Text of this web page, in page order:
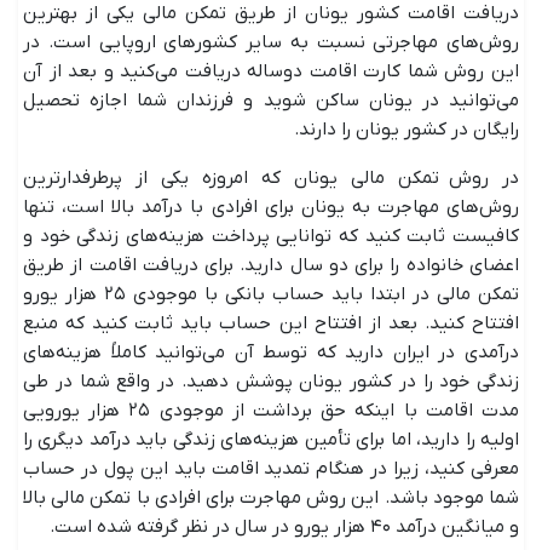
دریافت اقامت کشور یونان از طریق تمکن مالی یکی از بهترین
روش‌های مهاجرتی نسبت به سایر کشورهای اروپایی است. در
این روش شما کارت اقامت دوساله دریافت می‌کنید و بعد از آن
می‌توانید در یونان ساکن شوید و فرزندان شما اجازه تحصیل
رایگان در کشور یونان را دارند.
در روش تمکن مالی یونان که امروزه یکی از پرطرفدارترین
روش‌های مهاجرت به یونان برای افرادی با درآمد بالا است، تنها
کافیست ثابت کنید که توانایی پرداخت هزینه‌های زندگی خود و
اعضای خانواده را برای دو سال دارید. برای دریافت اقامت از طریق
تمکن مالی در ابتدا باید حساب بانکی با موجودی ۲۵ هزار یورو
افتتاح کنید. بعد از افتتاح این حساب باید ثابت کنید که منبع
درآمدی در ایران دارید که توسط آن می‌توانید کاملاً هزینه‌های
زندگی خود را در کشور یونان پوشش دهید. در واقع شما در طی
مدت اقامت با اینکه حق برداشت از موجودی ۲۵ هزار یورویی
اولیه را دارید، اما برای تأمین هزینه‌های زندگی باید درآمد دیگری را
معرفی کنید، زیرا در هنگام تمدید اقامت باید این پول در حساب
شما موجود باشد. این روش مهاجرت برای افرادی با تمکن مالی بالا
و میانگین درآمد ۴۰ هزار یورو در سال در نظر گرفته شده است.